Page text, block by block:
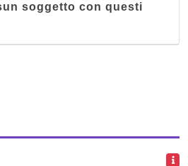
del Garda
soggetto con questi